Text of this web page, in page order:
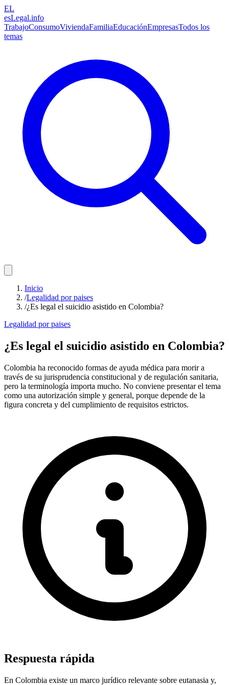
EL
esLegal.info
TrabajoConsumoViviendaFamiliaEducaciónEmpresasTodos los
temas
Inicio
/Legalidad por paises
/¿Es legal el suicidio asistido en Colombia?
Legalidad por paises
¿Es legal el suicidio asistido en Colombia?
Colombia ha reconocido formas de ayuda médica para morir a
través de su jurisprudencia constitucional y de regulación sanitaria,
pero la terminología importa mucho. No conviene presentar el tema
como una autorización simple y general, porque depende de la
figura concreta y del cumplimiento de requisitos estrictos.
Respuesta rápida
En Colombia existe un marco jurídico relevante sobre eutanasia y,